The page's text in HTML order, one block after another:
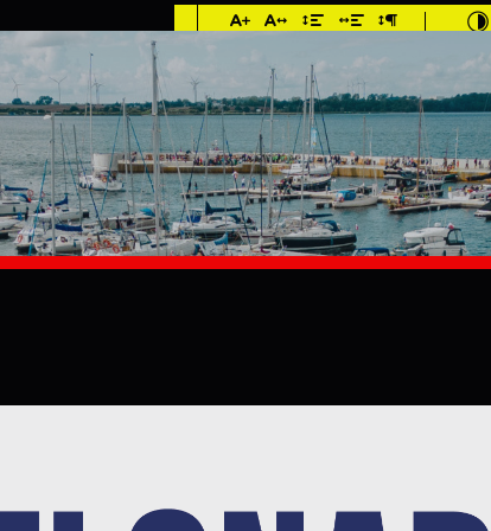
Imieniny: Iza,
Cyprian, Dominik
MIESZKANIEC TURYSTYKA